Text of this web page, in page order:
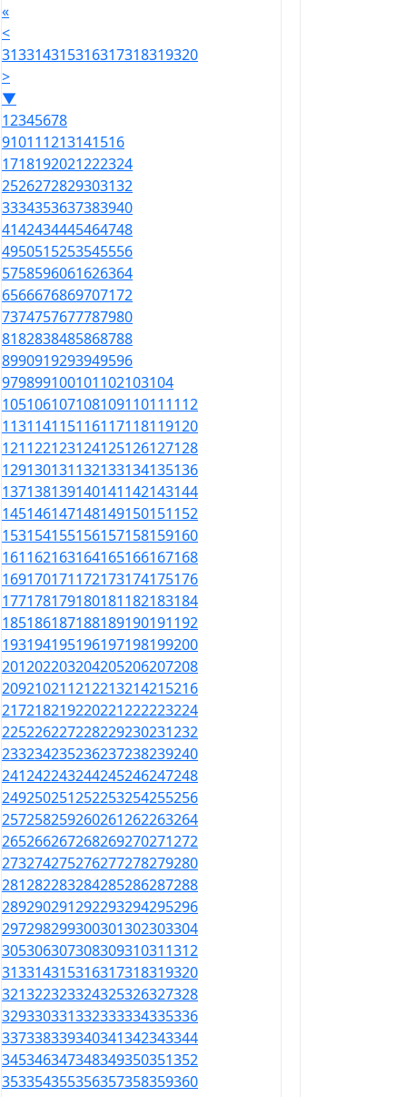
«
<
313314315316317318319320
>
▼
12345678
910111213141516
1718192021222324
2526272829303132
3334353637383940
4142434445464748
4950515253545556
5758596061626364
6566676869707172
7374757677787980
8182838485868788
8990919293949596
979899100101102103104
105106107108109110111112
113114115116117118119120
121122123124125126127128
129130131132133134135136
137138139140141142143144
145146147148149150151152
153154155156157158159160
161162163164165166167168
169170171172173174175176
177178179180181182183184
185186187188189190191192
193194195196197198199200
201202203204205206207208
209210211212213214215216
217218219220221222223224
225226227228229230231232
233234235236237238239240
241242243244245246247248
249250251252253254255256
257258259260261262263264
265266267268269270271272
273274275276277278279280
281282283284285286287288
289290291292293294295296
297298299300301302303304
305306307308309310311312
313314315316317318319320
321322323324325326327328
329330331332333334335336
337338339340341342343344
345346347348349350351352
353354355356357358359360